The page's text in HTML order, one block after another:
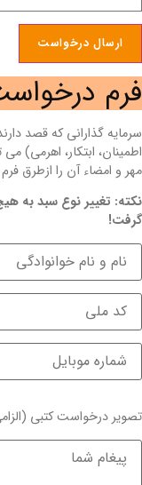
فرم
سرمایه گذارانی که قصد
اطمینان، ابتکار، اهرمی) می
مهر و امضاء آن را ازطرق فرم
نکته: تغییر نوع سبد به
گرفت!
تصویر درخواست کتبی